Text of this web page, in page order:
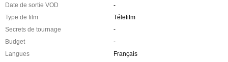
Date de sortie VOD
-
Type de film
Télefilm
Secrets de tournage
-
Budget
-
Langues
Français